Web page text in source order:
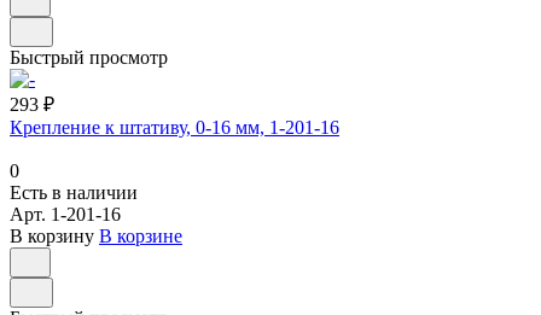
Быстрый просмотр
293 ₽
Крепление к штативу, 0-16 мм, 1-201-16
0
Есть в наличии
Арт. 1-201-16
В корзину В корзине